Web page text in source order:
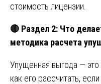
стоимость лицензии.
🔴 Раздел 2: Что
методика расчета
Упущенная выгода —
как его рассчитать,